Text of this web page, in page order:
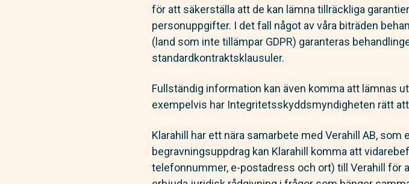
för att säkerställa att de kan lämna tillräckliga
personuppgifter. I det fall något av våra biträden
(land som inte tillämpar GDPR) garanteras
standardkontraktsklausuler.
Fullständig information kan även komma att lämnas
exempelvis har Integritetsskyddsmyndigheten rätt
Klarahill har ett nära samarbete med Verahill AB,
begravningsuppdrag kan Klarahill komma att
telefonnummer, e-postadress och ort) till Verahill för